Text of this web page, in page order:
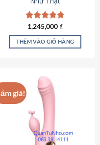
Được xếp
hạng4.73
5 sao
1,245,000₫
THÊM VÀO GIỎ HÀNG
giá!